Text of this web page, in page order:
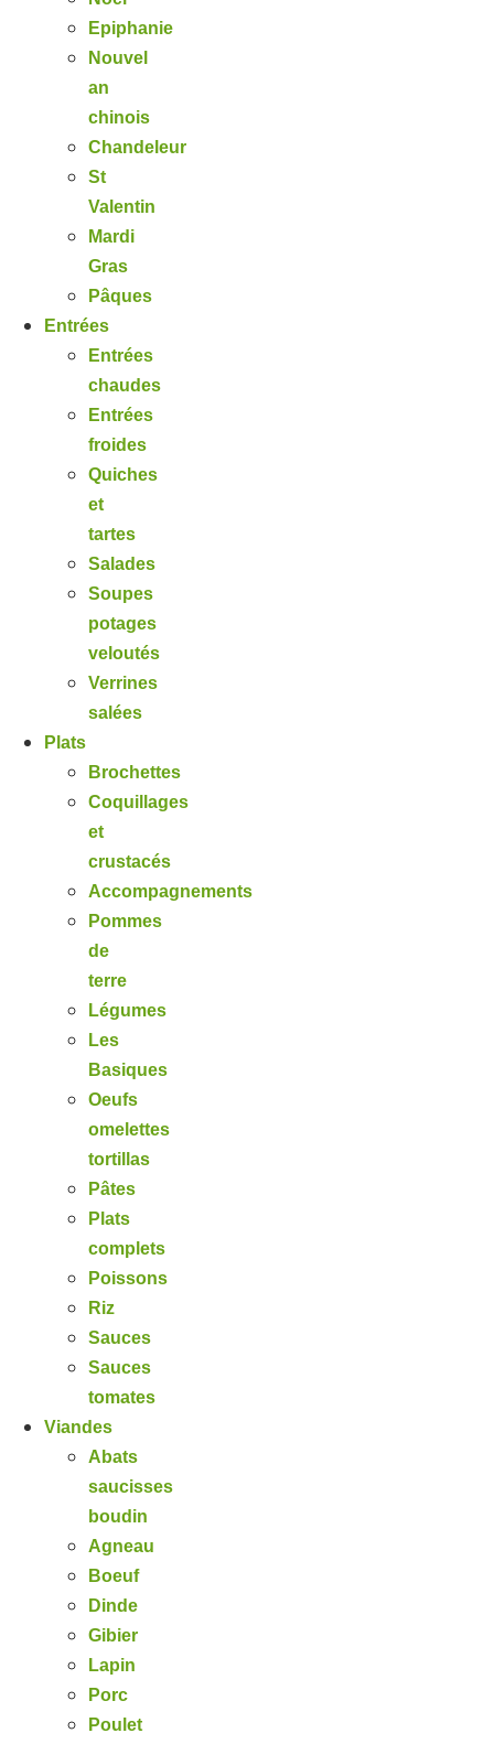
Epiphanie
Nouvel
an
chinois
Chandeleur
St
Valentin
Mardi
Gras
Pâques
Entrées
Entrées
chaudes
Entrées
froides
Quiches
et
tartes
Salades
Soupes
potages
veloutés
Verrines
salées
Plats
Brochettes
Coquillages
et
crustacés
Accompagnements
Pommes
de
terre
Légumes
Les
Basiques
Oeufs
omelettes
tortillas
Pâtes
Plats
complets
Poissons
Riz
Sauces
Sauces
tomates
Viandes
Abats
saucisses
boudin
Agneau
Boeuf
Dinde
Gibier
Lapin
Porc
Poulet